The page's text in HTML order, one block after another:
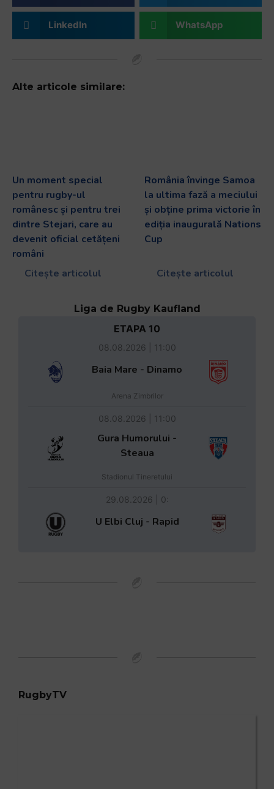
LinkedIn WhatsApp
Alte articole similare:
Un moment special
pentru rugby-ul
românesc și pentru trei
dintre Stejari, care au
devenit oficial cetățeni
români
Citește articolul
România învinge Samoa
la ultima fază a meciului
și obține prima victorie în
ediția inaugurală Nations
Cup
Citește articolul
Liga de Rugby Kaufland
ETAPA 10
08.08.2026 | 11:00
Baia Mare - Dinamo
Arena Zimbrilor
08.08.2026 | 11:00
Gura Humorului -
Steaua
Stadionul Tineretului
29.08.2026 | 0:
U Elbi Cluj - Rapid
RugbyTV